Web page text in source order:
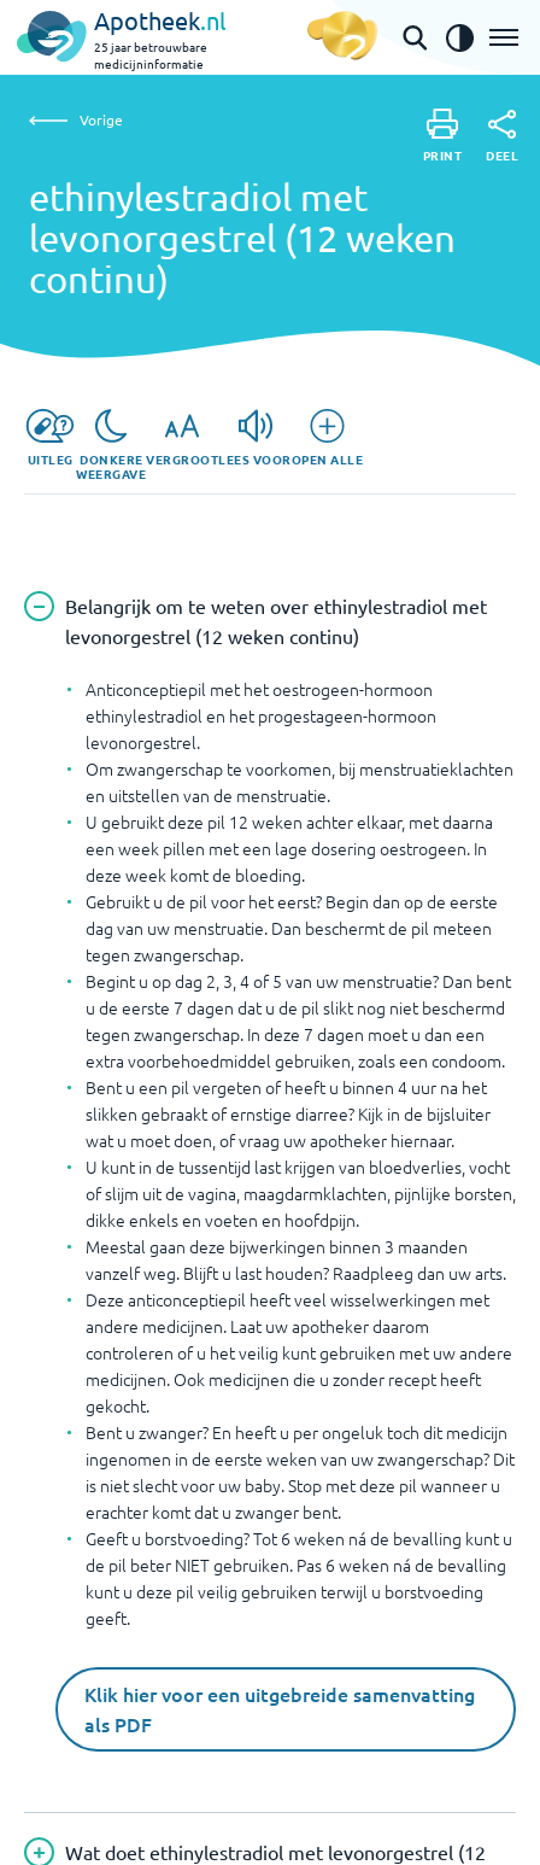
Apotheek.nl
25 jaar betrouwbare
medicijninformatie
ethinylestradiol met levonorgestrel (12 weken continu)
Vorige
ethinylestradiol met
levonorgestrel (12 weken
continu)
PRINT DEEL
UITLEG DONKERE
WEERGAVE
VERGROOTLEES VOOROPEN ALLE
Belangrijk om te weten over ethinylestradiol met
levonorgestrel (12 weken continu)
Anticonceptiepil met het oestrogeen-hormoon
ethinylestradiol en het progestageen-hormoon
levonorgestrel.
Om zwangerschap te voorkomen, bij menstruatieklachten
en uitstellen van de menstruatie.
U gebruikt deze pil 12 weken achter elkaar, met daarna
een week pillen met een lage dosering oestrogeen. In
deze week komt de bloeding.
Gebruikt u de pil voor het eerst? Begin dan op de eerste
dag van uw menstruatie. Dan beschermt de pil meteen
tegen zwangerschap.
Begint u op dag 2, 3, 4 of 5 van uw menstruatie? Dan bent
u de eerste 7 dagen dat u de pil slikt nog niet beschermd
tegen zwangerschap. In deze 7 dagen moet u dan een
extra voorbehoedmiddel gebruiken, zoals een condoom.
Bent u een pil vergeten of heeft u binnen 4 uur na het
slikken gebraakt of ernstige diarree? Kijk in de bijsluiter
wat u moet doen, of vraag uw apotheker hiernaar.
U kunt in de tussentijd last krijgen van bloedverlies, vocht
of slijm uit de vagina, maagdarmklachten, pijnlijke borsten,
dikke enkels en voeten en hoofdpijn.
Meestal gaan deze bijwerkingen binnen 3 maanden
vanzelf weg. Blijft u last houden? Raadpleeg dan uw arts.
Deze anticonceptiepil heeft veel wisselwerkingen met
andere medicijnen. Laat uw apotheker daarom
controleren of u het veilig kunt gebruiken met uw andere
medicijnen. Ook medicijnen die u zonder recept heeft
gekocht.
Bent u zwanger? En heeft u per ongeluk toch dit medicijn
ingenomen in de eerste weken van uw zwangerschap? Dit
is niet slecht voor uw baby. Stop met deze pil wanneer u
erachter komt dat u zwanger bent.
Geeft u borstvoeding? Tot 6 weken ná de bevalling kunt u
de pil beter NIET gebruiken. Pas 6 weken ná de bevalling
kunt u deze pil veilig gebruiken terwijl u borstvoeding
geeft.
Klik hier voor een uitgebreide samenvatting
als PDF
Wat doet ethinylestradiol met levonorgestrel (12